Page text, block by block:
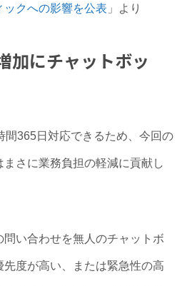
ックへの影響を公表 」より
加にチャットボッ
間365日対応できるため、今回の
さに業務負担の軽減に貢献し
問い合わせを無人のチャットボ
先度が高い、または緊急性の高